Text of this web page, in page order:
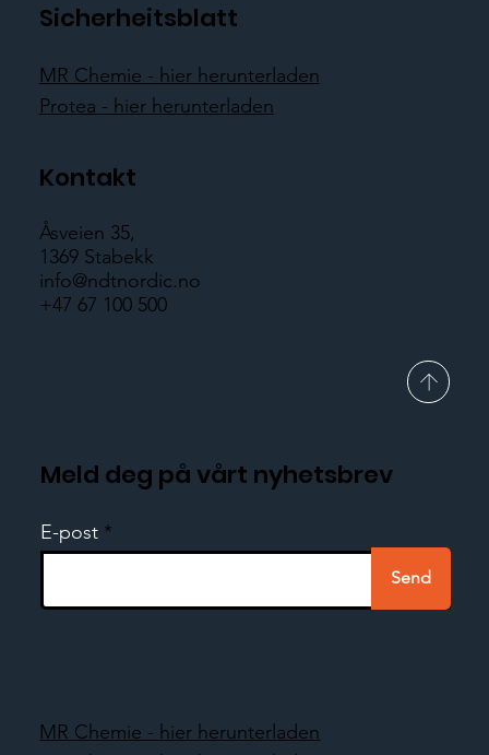
Sicherheitsblatt
MR Chemie - hier herunterladen
Protea - hier herunterladen
Kontakt
Åsveien 35,
1369 Stabekk
info@ndtnordic.no
+47 67 100 500
Meld deg på vårt nyhetsbrev
E-post
Send
MR Chemie - hier herunterladen